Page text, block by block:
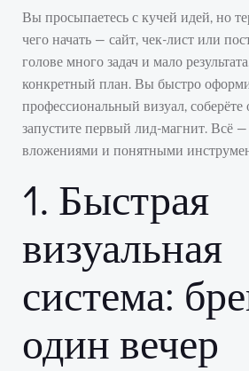
Вы просыпаетесь с кучей идей, но
чего начать — сайт, чек-лист или
голове много задач и мало
конкретный план. Вы быстро
профессиональный визуал,
запустите первый лид-магнит. Всё
вложениями и понятными
1. Быстрая
визуальная
система:
один вечер